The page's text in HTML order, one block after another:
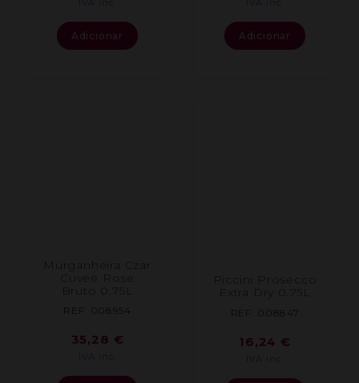
Adicionar Adicionar
Murganheira Czar
Bruto 0.75L
REF: 008954
35,28 €
Extra Dry 0.75L
REF: 008847
16,24 €